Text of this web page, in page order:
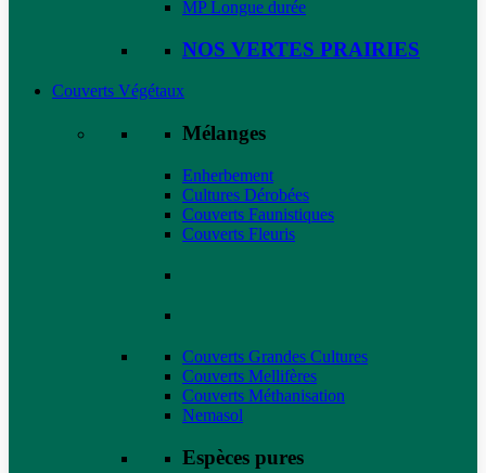
MP Longue durée
NOS VERTES PRAIRIES
Couverts Végétaux
Mélanges
Enherbement
Cultures Dérobées
Couverts Faunistiques
Couverts Fleuris
Couverts Grandes Cultures
Couverts Mellifères
Couverts Méthanisation
Nemasol
Espèces pures